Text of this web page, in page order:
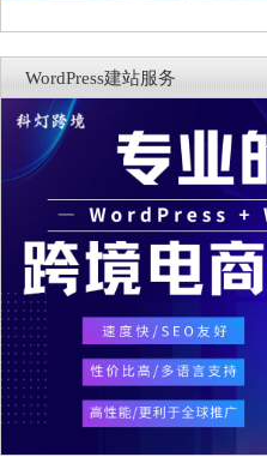
WordPress建站服务